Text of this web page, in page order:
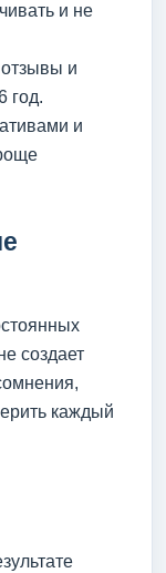
и не
и
год.
и
создает
каждый